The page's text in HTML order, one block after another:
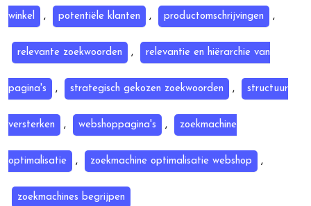
winkel , potentiële klanten , productomschrijvingen ,
relevante zoekwoorden , relevantie en hiërarchie van
pagina's , strategisch gekozen zoekwoorden , structuur
versterken , webshoppagina's , zoekmachine
optimalisatie , zoekmachine optimalisatie webshop ,
zoekmachines begrijpen